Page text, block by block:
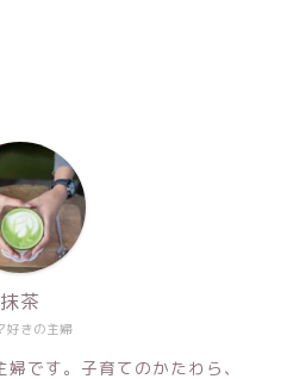
好きの主婦
抹茶
です。子育てのかたわら、